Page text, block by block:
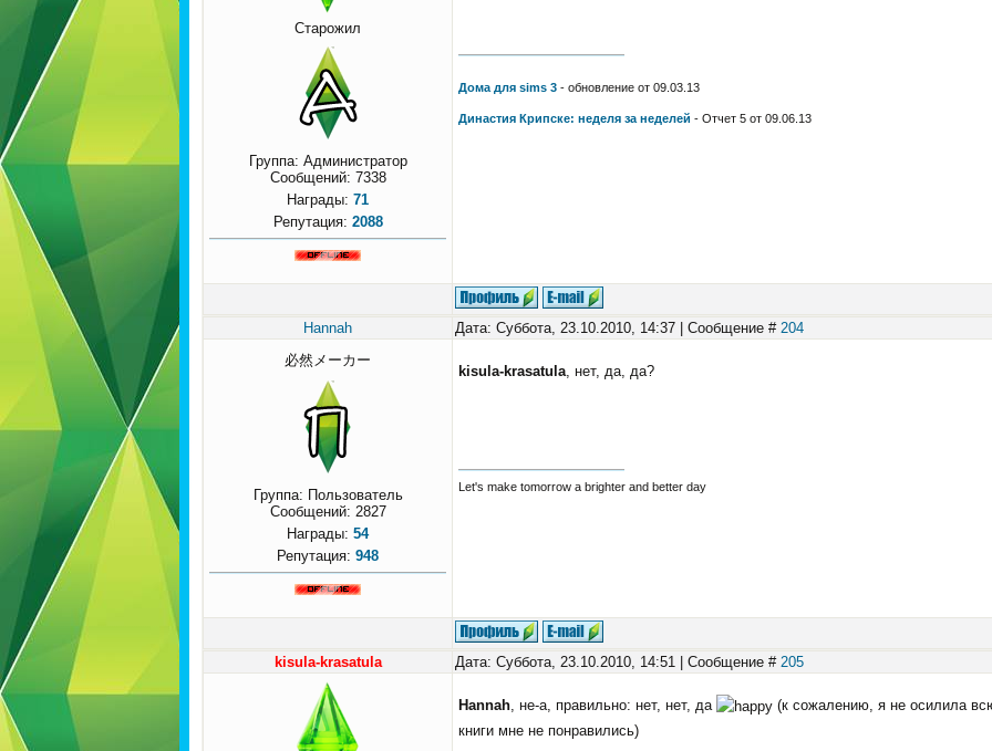
Старожил
Группа: Администратор
Сообщений: 7338
Награды: 71
Репутация: 2088
Дома для sims 3 - обновление от 09.03.13
Династия Крипске: неделя за неделей - Отчет 5 от 09.06.13
Hannah Дата: Суббота, 23.10.2010, 14:37 | Сообщение # 204
必然メーカー
Группа: Пользователь
Сообщений: 2827
Награды: 54
Репутация: 948
kisula-krasatula, нет, да, да?
Let's make tomorrow a brighter and better day
kisula-krasatula Дата: Суббота, 23.10.2010, 14:51 | Сообщение # 205
Hannah, не-а, правильно: нет, нет, да
(к сожалению, я не осилила
книги мне не понравились)